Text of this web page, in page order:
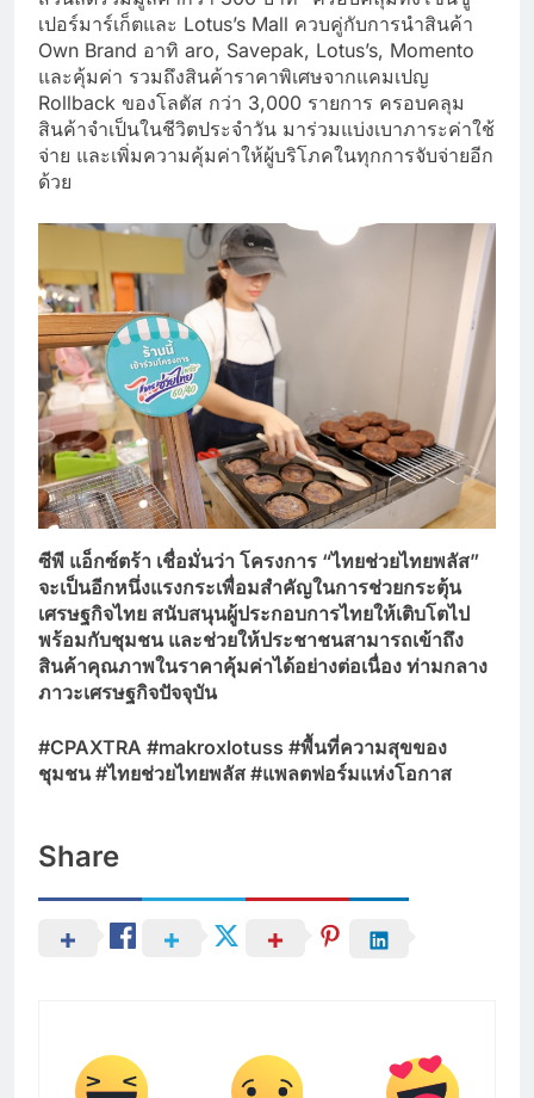
เปอร์มาร์เก็ตและ Lotus’s Mall ควบคู่กับการนำสินค้า
Own Brand อาทิ aro, Savepak, Lotus’s, Momento
และคุ้มค่า รวมถึงสินค้าราคาพิเศษจากแคมเปญ
Rollback ของโลตัส กว่า 3,000 รายการ ครอบคลุม
สินค้าจำเป็นในชีวิตประจำวัน มาร่วมแบ่งเบาภาระค่าใช้
จ่าย และเพิ่มความคุ้มค่าให้ผู้บริโภคในทุกการจับจ่ายอีก
ด้วย
ซีพี แอ็กซ์ตร้า เชื่อมั่นว่า โครงการ “ไทยช่วยไทยพลัส”
จะเป็นอีกหนึ่งแรงกระเพื่อมสำคัญในการช่วยกระตุ้น
เศรษฐกิจไทย สนับสนุนผู้ประกอบการไทยให้เติบโตไป
พร้อมกับชุมชน และช่วยให้ประชาชนสามารถเข้าถึง
สินค้าคุณภาพในราคาคุ้มค่าได้อย่างต่อเนื่อง ท่ามกลาง
ภาวะเศรษฐกิจปัจจุบัน
#CPAXTRA #makroxlotuss #พื้นที่ความสุขของ
ชุมชน #ไทยช่วยไทยพลัส #แพลตฟอร์มแห่งโอกาส
Share